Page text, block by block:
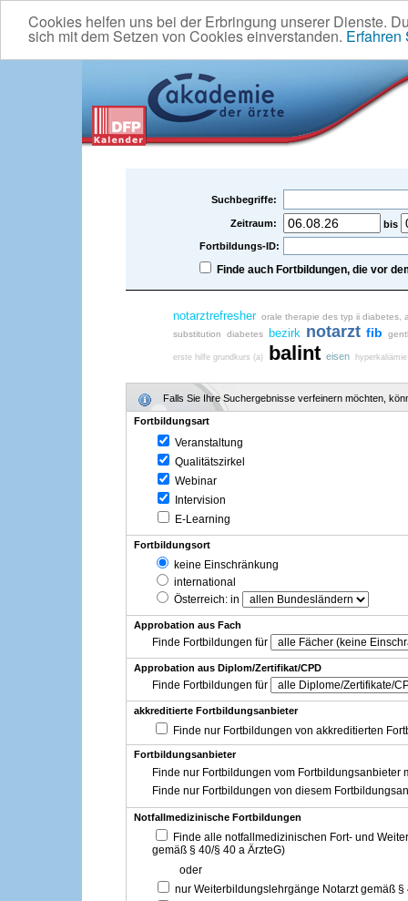
Cookies helfen uns bei der Erbringung unserer Dienste.
sich mit dem Setzen von Cookies einverstanden. Erfahren
Suchbegriffe:
Zeitraum:
bis
Fortbildungs-ID:
Finde auch Fortbildungen, die vor
notarztrefresher orale therapie des typ ii diabetes,
substitution
diabetes bezirk notarzt fib
erste hilfe grundkurs (a) balint eisen hyperkaliämie
Falls Sie Ihre Suchergebnisse verfeinern möchten,
Fortbildungsart
Veranstaltung
Qualitätszirkel
Webinar
Intervision
E-Learning
Fortbildungsort
keine Einschränkung
international
Österreich: in
Approbation aus Fach
Finde Fortbildungen für
Approbation aus Diplom/Zertifikat/CPD
Finde Fortbildungen für
akkreditierte Fortbildungsanbieter
Finde nur Fortbildungen von akkreditierten
Fortbildungsanbieter
Finde nur Fortbildungen vom Fortbildungsanbieter
Finde nur Fortbildungen von diesem
Notfallmedizinische Fortbildungen
Finde alle notfallmedizinischen Fort- und
gemäß § 40/§ 40 a ÄrzteG)
oder
nur Weiterbildungslehrgänge Notarzt gemäß §